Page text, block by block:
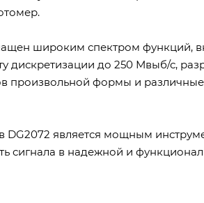
широким спектром функций,
дискретизации до 250 Мвыб/с,
произвольной формы и
DG2072 является мощным
сигнала в надежной и